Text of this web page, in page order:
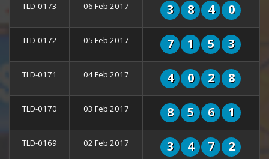
TLD-0173 06 Feb 2017 3 8 4 0
TLD-0172 05 Feb 2017 7 1 5 3
TLD-0171 04 Feb 2017 4 0 2 8
TLD-0170 03 Feb 2017 8 5 6 1
TLD-0169 02 Feb 2017 3 4 7 2